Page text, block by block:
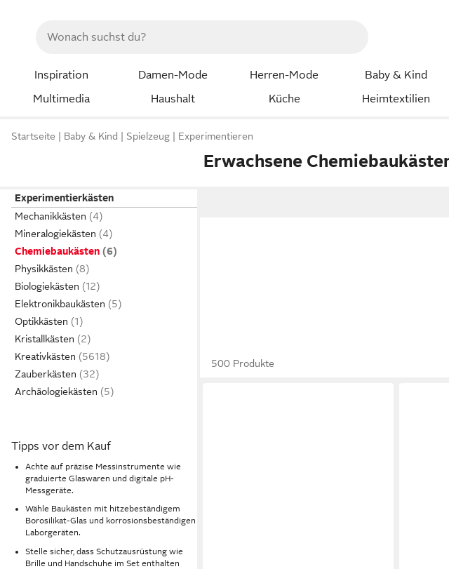
Inspiration Damen-Mode Herren-Mode Baby & Kind
Multimedia
Haushalt Küche Heimtextilien
Startseite Baby & Kind Spielzeug Experimentieren
Erwachsene
Experimentierkästen
Mechanikkästen
Mineralogiekästen
Chemiebaukästen
Physikkästen
Biologiekästen
Elektronikbaukästen
Optikkästen
Kristallkästen
Kreativkästen
Zauberkästen
Archäologiekästen
Tipps vor dem Kauf
Achte auf präzise Messinstrumente wie
graduierte Glaswaren und digitale pH-
Messgeräte.
Wähle Baukästen mit hitzebeständigem
Borosilikat-Glas und korrosionsbeständigen
Laborgeräten.
Stelle sicher, dass Schutzausrüstung wie
Brille und Handschuhe im Set enthalten
500 Produkte